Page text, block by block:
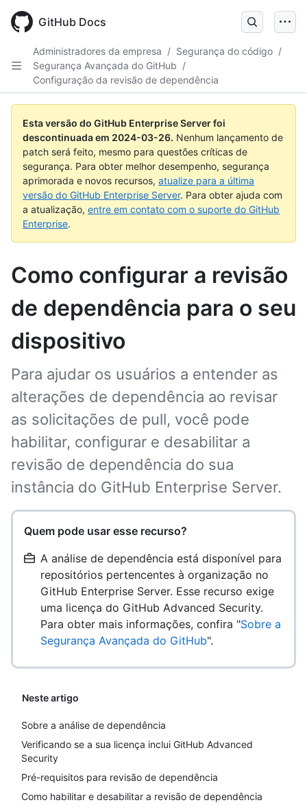
main
GitHub Docs
Administradores da empresa / Segurança do código /
Segurança Avançada do GitHub /
Configuração da revisão de dependência
Esta versão do GitHub Enterprise Server foi
descontinuada em 2024-03-26. Nenhum lançamento de
patch será feito, mesmo para questões críticas de
segurança. Para obter melhor desempenho, segurança
aprimorada e novos recursos, atualize para a última
versão do GitHub Enterprise Server. Para obter ajuda com
a atualização, entre em contato com o suporte do GitHub
Enterprise.
Como configurar a revisão
de dependência para o seu
dispositivo
Para ajudar os usuários a entender as
alterações de dependência ao revisar
as solicitações de pull, você pode
habilitar, configurar e desabilitar a
revisão de dependência do sua
instância do GitHub Enterprise Server.
Quem pode usar esse recurso?
A análise de dependência está disponível para
repositórios pertencentes à organização no
GitHub Enterprise Server. Esse recurso exige
uma licença do GitHub Advanced Security.
Para obter mais informações, confira "Sobre a
Segurança Avançada do GitHub".
Neste artigo
Sobre a análise de dependência
Verificando se a sua licença inclui GitHub Advanced
Security
Pré-requisitos para revisão de dependência
Como habilitar e desabilitar a revisão de dependência